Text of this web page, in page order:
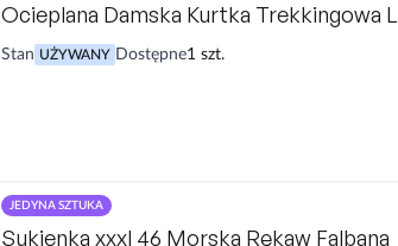
Ocieplana Damska Kurtka Trekkingowa L
Stan UŻYWANY Dostępne1 szt.
JEDYNA SZTUKA
Sukienka xxxl 46 Morska Rękaw Falbana